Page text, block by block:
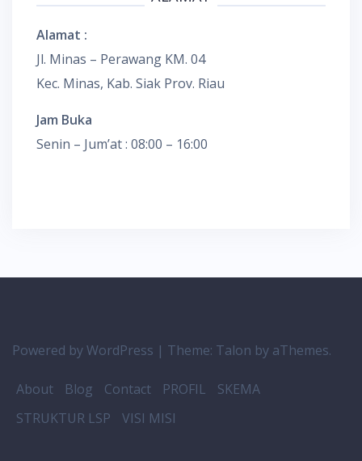
Alamat :
Jl. Minas – Perawang KM. 04
Kec. Minas, Kab. Siak Prov. Riau
Jam Buka
Senin – Jum’at : 08:00 – 16:00
Powered by WordPress | Theme: Talon by aThemes.
About Blog Contact PROFIL
SKEMA
STRUKTUR LSP
VISI MISI